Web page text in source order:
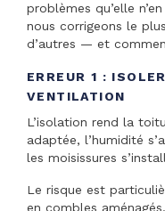
problèmes qu’elle
nous corrigeons le
d’autres — et
ERREUR 1 :
VENTILATION
L’isolation rend la
adaptée, l’humidité
les moisissures
Le risque est
en combles